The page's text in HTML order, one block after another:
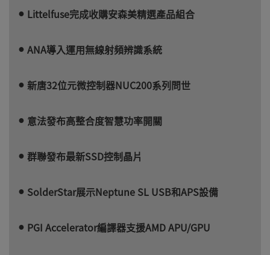
Littelfuse完成收購安森美精選產品組合
ANA導入運用無線射頻辨識系統
新唐32位元微控制器NUC200系列問世
意法發布高整合度智慧功率開關
群聯發布最新SSD控制晶片
SolderStar展示Neptune SL USB和APS設備
PGI Accelerator編譯器支援AMD APU/GPU